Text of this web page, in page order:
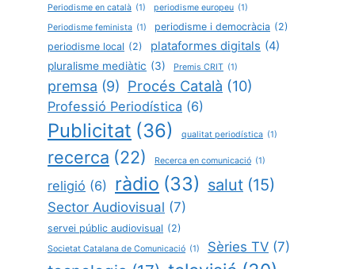
Periodisme en català (1) periodisme europeu (1)
Periodisme feminista (1) periodisme i democràcia (2)
periodisme local (2) plataformes digitals (4)
pluralisme mediàtic (3) Premis CRIT (1)
premsa (9) Procés Català (10)
Professió Periodística (6)
Publicitat (36) qualitat periodística (1)
recerca (22) Recerca en comunicació (1)
religió (6) ràdio (33) salut (15)
Sector Audiovisual (7)
servei públic audiovisual (2)
Societat Catalana de Comunicació (1) Sèries TV (7)